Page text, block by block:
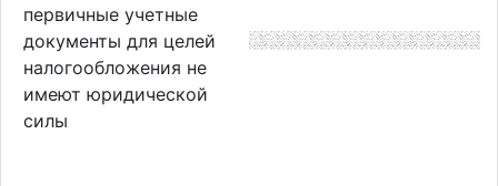
первичные учетные
документы для целей
налогообложения не
имеют юридической
силы